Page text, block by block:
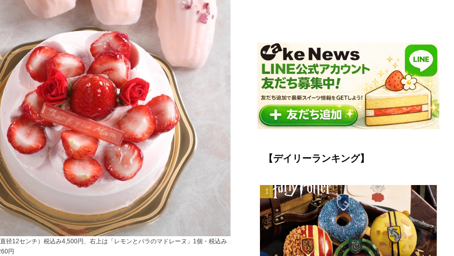
12センチ）税込み4,500円、右上は「レモンとバラのマドレーヌ」1個・税込み
円
【デイリーランキング】